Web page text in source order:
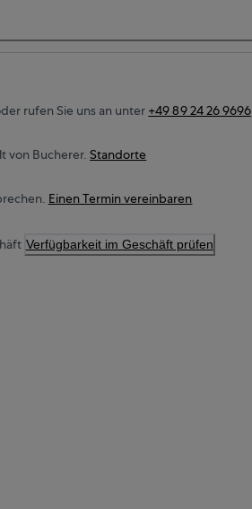
rufen Sie uns an unter +49 89 24 26 9696
von Bucherer. Standorte
Einen Termin vereinbaren
Verfügbarkeit im Geschäft prüfen